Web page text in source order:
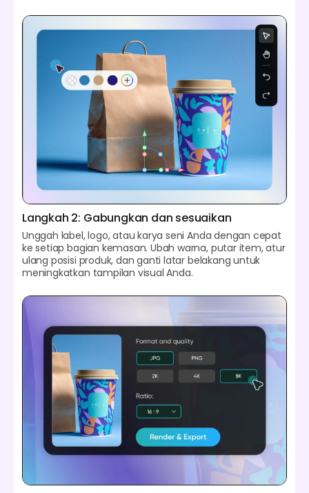
Langkah 2: Gabungkan dan sesuaikan
Unggah label, logo, atau karya seni Anda dengan cepat
ke setiap bagian kemasan. Ubah warna, putar item, atur
ulang posisi produk, dan ganti latar belakang untuk
meningkatkan tampilan visual Anda.